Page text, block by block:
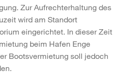
Zur Aufrechterhaltung des
wird am Standort
eingerichtet. In dieser Zeit
beim Hafen Enge
Bootsvermietung soll jedoch